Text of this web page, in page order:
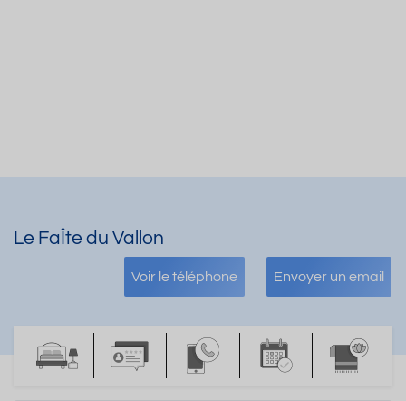
Le FaÎte du Vallon
Voir le téléphone Envoyer un email